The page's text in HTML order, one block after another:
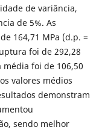
de variância,
de 5%. As
164,71 MPa (d.p. =
foi de 292,28
média foi de 106,50
valores médios
demonstram
sendo melhor